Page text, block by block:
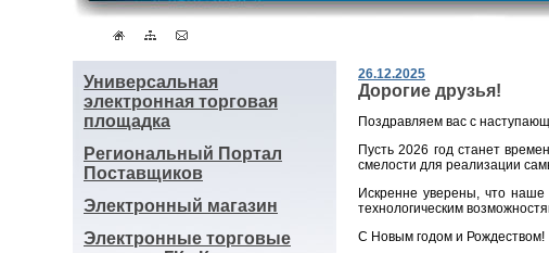
Универсальная
электронная торговая
площадка
Региональный Портал
Поставщиков
Электронный магазин
Электронные торговые
26.12.2025
Дорогие друзья!
Поздравляем вас с
Пусть 2026 год станет
смелости для реализации
Искренне уверены, что
технологическим
С Новым годом и Рождеством!